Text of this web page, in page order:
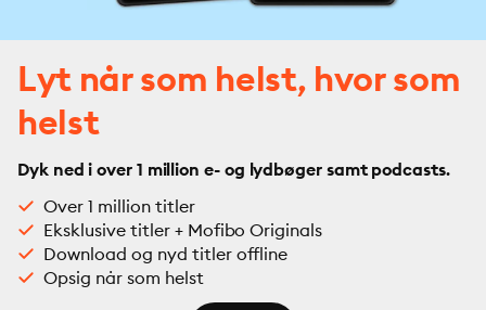
Lyt når som helst, hvor som
helst
Dyk ned i over 1 million e- og lydbøger samt podcasts.
Over 1 million titler
Eksklusive titler + Mofibo Originals
Download og nyd titler offline
Opsig når som helst